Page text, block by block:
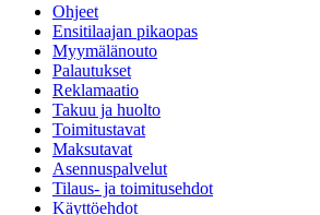
Ohjeet
Ensitilaajan pikaopas
Myymälänouto
Palautukset
Reklamaatio
Takuu ja huolto
Toimitustavat
Maksutavat
Asennuspalvelut
Tilaus- ja toimitusehdot
Käyttöehdot